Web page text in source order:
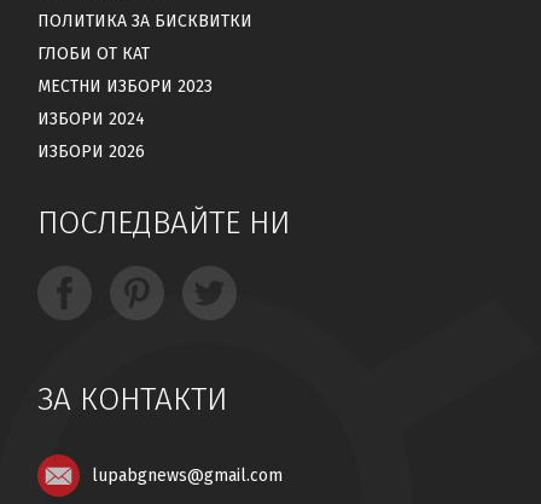
ПОЛИТИКА ЗА БИСКВИТКИ
ГЛОБИ ОТ КАТ
МЕСТНИ ИЗБОРИ 2023
ИЗБОРИ 2024
ИЗБОРИ 2026
ПОСЛЕДВАЙТЕ НИ
ЗА КОНТАКТИ
lupabgnews@gmail.com